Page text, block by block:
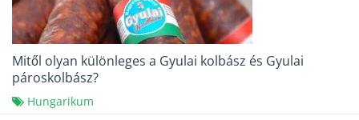
Mitől olyan különleges a Gyulai kolbász és Gyulai
pároskolbász?
Hungarikum